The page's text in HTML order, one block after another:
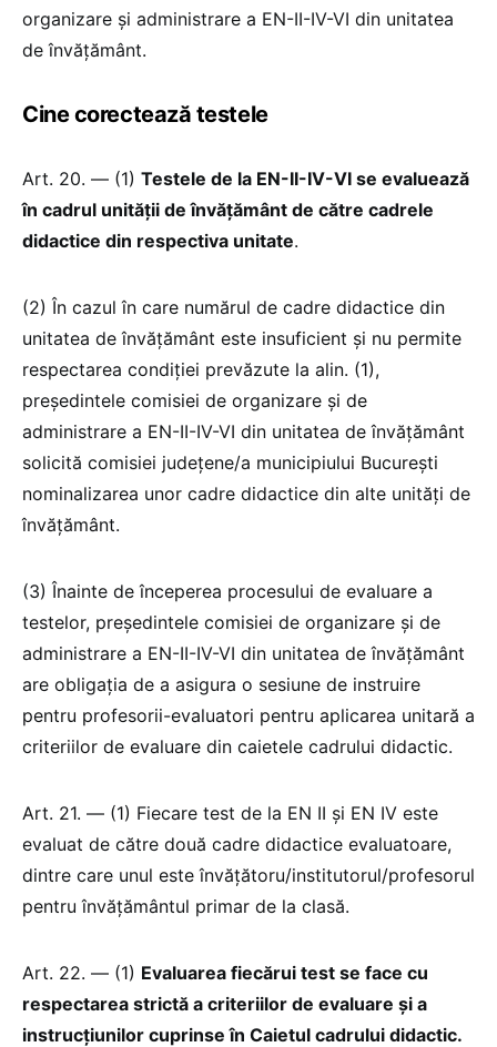
organizare și administrare a EN-II-IV-VI din unitatea
de învățământ.
Cine corectează testele
Art. 20. — (1) Testele de la EN-II-IV-VI se evaluează
în cadrul unității de învățământ de către cadrele
didactice din respectiva unitate.
(2) În cazul în care numărul de cadre didactice din
unitatea de învățământ este insuficient și nu permite
respectarea condiției prevăzute la alin. (1),
președintele comisiei de organizare și de
administrare a EN-II-IV-VI din unitatea de învățământ
solicită comisiei județene/a municipiului București
nominalizarea unor cadre didactice din alte unități de
învățământ.
(3) Înainte de începerea procesului de evaluare a
testelor, președintele comisiei de organizare și de
administrare a EN-II-IV-VI din unitatea de învățământ
are obligația de a asigura o sesiune de instruire
pentru profesorii-evaluatori pentru aplicarea unitară a
criteriilor de evaluare din caietele cadrului didactic.
Art. 21. — (1) Fiecare test de la EN II și EN IV este
evaluat de către două cadre didactice evaluatoare,
dintre care unul este învățătoru/institutorul/profesorul
pentru învățământul primar de la clasă.
Art. 22. — (1) Evaluarea fiecărui test se face cu
respectarea strictă a criteriilor de evaluare și a
instrucțiunilor cuprinse în Caietul cadrului didactic.